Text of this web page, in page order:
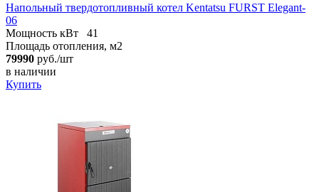
Напольный твердотопливный котел Kentatsu FURST Elegant-
06
Мощность кВт
41
Площадь отопления, м2
79990 руб./шт
в наличии
Купить